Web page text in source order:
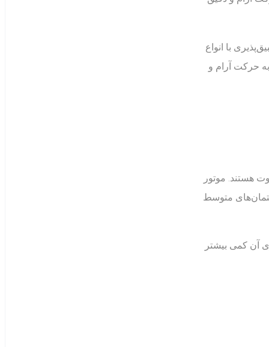
با انواع
حرکت آرام و
هستند. موتور
متوسط
آن کمی بیشتر